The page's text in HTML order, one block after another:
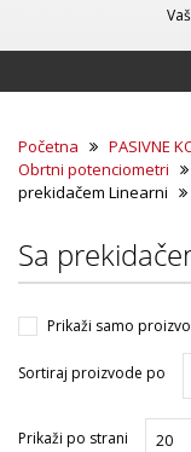
Početna PASIVNE
Obrtni potenciometri
prekidačem Linearni
Sa
Prikaži samo
Sortiraj proizvode po
Prikaži po strani